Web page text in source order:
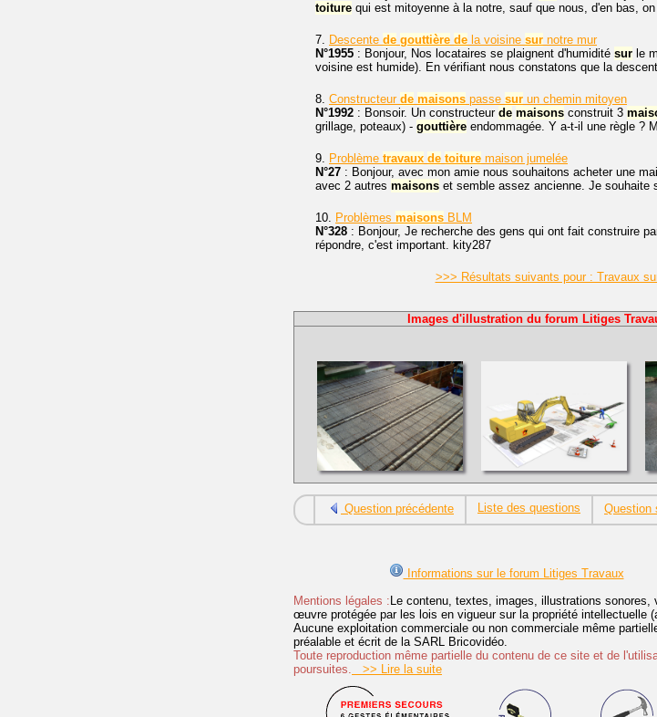
toiture qui est mitoyenne à la notre, sauf que nous, d'en bas,
7. Descente de gouttière de la voisine sur notre mur
N°1955 : Bonjour, Nos locataires se plaignent d'humidité sur le
voisine est humide). En vérifiant nous constatons que la
8. Constructeur de maisons passe sur un chemin mitoyen
N°1992 : Bonsoir. Un constructeur de maisons construit 3
grillage, poteaux) - gouttière endommagée. Y a-t-il une règle ?
9. Problème travaux de toiture maison jumelée
N°27 : Bonjour, avec mon amie nous souhaitons acheter une
avec 2 autres maisons et semble assez ancienne. Je souhaite
10. Problèmes maisons BLM
N°328 : Bonjour, Je recherche des gens qui ont fait construire
répondre, c'est important. kity287
>>> Résultats suivants pour : Travaux
Images d'illustration du forum Litiges
Question précédente Liste des questions Question
Informations sur le forum Litiges Travaux
Mentions légales : Le contenu, textes, images, illustrations
œuvre protégée par les lois en vigueur sur la propriété intellectuelle
Aucune exploitation commerciale ou non commerciale même
préalable et écrit de la SARL Bricovidéo.
Toute reproduction même partielle du contenu de ce site et de
poursuites. >> Lire la suite